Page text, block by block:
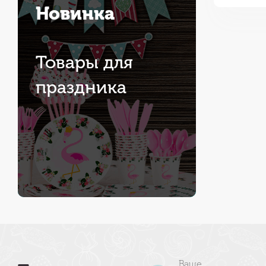
Новинка
Товары для
праздника